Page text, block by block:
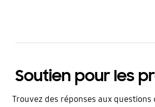
Soutien pour les
Trouvez des réponses aux questions